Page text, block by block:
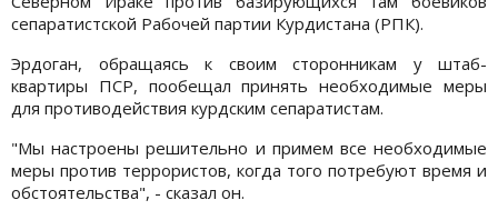
сепаратистской Рабочей партии Курдистана (РПК).
Эрдоган, обращаясь к своим сторонникам у штаб-
квартиры ПСР, пообещал принять необходимые меры
для противодействия курдским сепаратистам.
"Мы настроены решительно и примем все необходимые
меры против террористов, когда того потребуют время и
обстоятельства", - сказал он.